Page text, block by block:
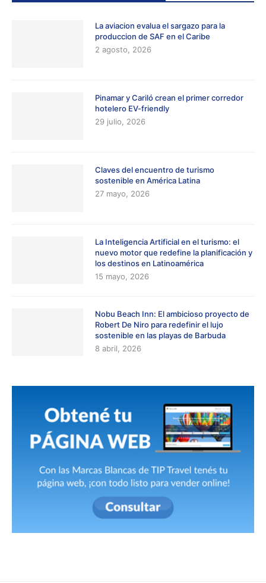
La aviacion evalua el sargazo para la
produccion de SAF en el Caribe
2 agosto, 2026
Pinamar y Cariló crean el primer corredor
hotelero EV-friendly
29 julio, 2026
Claves del encuentro de turismo
sostenible en América Latina
27 mayo, 2026
La Inteligencia Artificial en el turismo: el
nuevo motor que redefine la planificación y
los destinos en Latinoamérica
15 mayo, 2026
Nobu Beach Inn: El ambicioso proyecto de
Robert De Niro para redefinir el lujo
sostenible en las playas de Barbuda
8 abril, 2026